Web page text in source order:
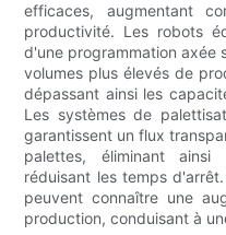
efficaces, augmentant
productivité. Les robots
d'une programmation axée
volumes plus élevés de
dépassant ainsi les
Les systèmes de
garantissent un flux
palettes, éliminant
réduisant les temps
peuvent connaître une
production, conduisant à